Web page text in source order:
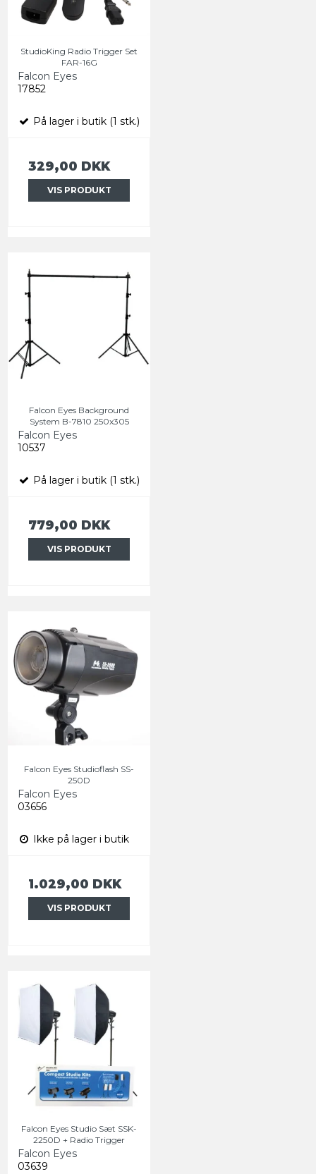
StudioKing Radio Trigger Set
FAR-16G
Falcon Eyes
17852
På lager i butik (1 stk.)
329,00 DKK
VIS PRODUKT
Falcon Eyes Background
System B-7810 250x305
Falcon Eyes
10537
På lager i butik (1 stk.)
779,00 DKK
VIS PRODUKT
Falcon Eyes Studioflash SS-
250D
Falcon Eyes
03656
Ikke på lager i butik
1.029,00 DKK
VIS PRODUKT
Falcon Eyes Studio Sæt SSK-
2250D + Radio Trigger
Falcon Eyes
03639